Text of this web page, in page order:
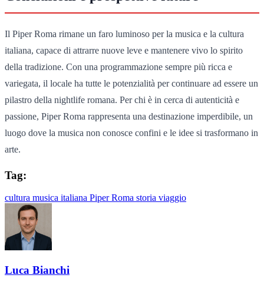
Il Piper Roma rimane un faro luminoso per la musica e la cultura
italiana, capace di attrarre nuove leve e mantenere vivo lo spirito
della tradizione. Con una programmazione sempre più ricca e
variegata, il locale ha tutte le potenzialità per continuare ad essere un
pilastro della nightlife romana. Per chi è in cerca di autenticità e
passione, Piper Roma rappresenta una destinazione imperdibile, un
luogo dove la musica non conosce confini e le idee si trasformano in
arte.
Tag:
cultura musica italiana Piper Roma storia viaggio
Luca Bianchi